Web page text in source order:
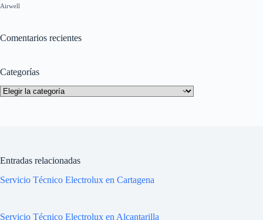
Airwell
Comentarios recientes
Categorías
Categorías
Entradas relacionadas
Servicio Técnico Electrolux en Cartagena
Servicio Técnico Electrolux en Alcantarilla